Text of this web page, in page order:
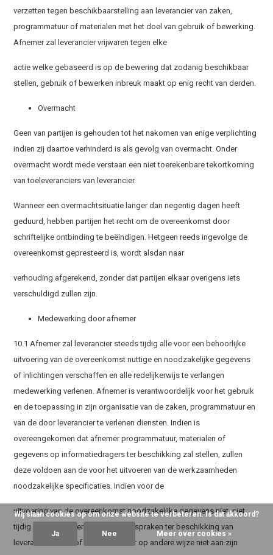
verzetten tegen beschikbaarstelling aan leverancier van zaken,
programmatuur of materialen met het doel van gebruik of bewerking.
Afnemer zal leverancier vrijwaren tegen elke
actie welke gebaseerd is op de bewering dat zodanig beschikbaar
stellen, gebruik of bewerken inbreuk maakt op enig recht van derden.
Overmacht
Geen van partijen is gehouden tot het nakomen van enige verplichting
indien zij daartoe verhinderd is als gevolg van overmacht. Onder
overmacht wordt mede verstaan een niet toerekenbare tekortkoming
van toeleveranciers van leverancier.
Wanneer een overmachtsituatie langer dan negentig dagen heeft
geduurd, hebben partijen het recht om de overeenkomst door
schriftelijke ontbinding te beëindigen. Hetgeen reeds ingevolge de
overeenkomst gepresteerd is, wordt alsdan naar
verhouding afgerekend, zonder dat partijen elkaar overigens iets
verschuldigd zullen zijn.
Medewerking door afnemer
10.1 Afnemer zal leverancier steeds tijdig alle voor een behoorlijke
uitvoering van de overeenkomst nuttige en noodzakelijke gegevens
of inlichtingen verschaffen en alle redelijkerwijs te verlangen
medewerking verlenen. Afnemer is verantwoordelijk voor het gebruik
en de toepassing in zijn organisatie van de zaken, programmatuur en
van de door leverancier te verlenen diensten. Indien is
overeengekomen dat afnemer programmatuur, materialen of
gegevens op informatiedragers ter beschikking zal stellen, zullen
deze voldoen aan de voor het uitvoeren van de werkzaamheden
noodzakelijke specificaties. Indien voor de
uitvoering van de overeenkomst noodzakelijke gegevens niet, niet
tijdig of niet overeenkomstig de afspraken ter beschikking van
leverancier staan of indien afnemer op andere wijze niet aan zijn
Wij slaan cookies op om onze website te verbeteren. Is dat akkoord?
Ja Nee Meer over cookies »